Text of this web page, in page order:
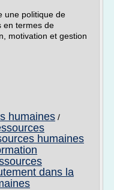
une politique de
en termes de
motivation et gestion
humaines /
humaines
dans la